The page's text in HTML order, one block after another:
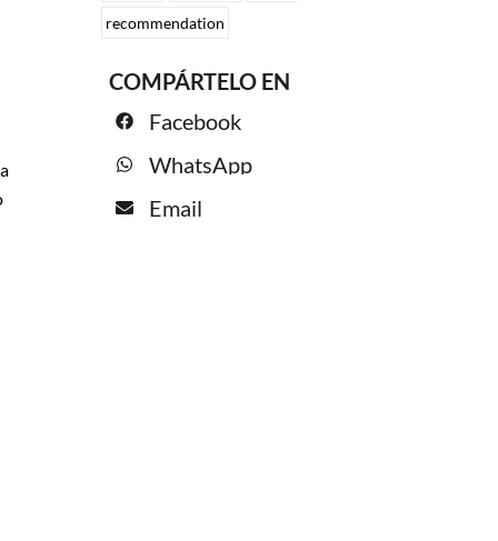
recommendation
COMPÁRTELO EN
Facebook
WhatsApp
Email